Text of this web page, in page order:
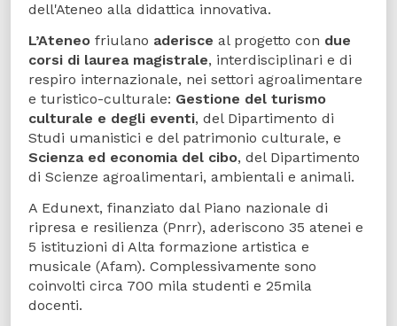
dell'Ateneo alla didattica innovativa.
L’Ateneo friulano aderisce al progetto con due
corsi di laurea magistrale, interdisciplinari e di
respiro internazionale, nei settori agroalimentare
e turistico-culturale: Gestione del turismo
culturale e degli eventi, del Dipartimento di
Studi umanistici e del patrimonio culturale, e
Scienza ed economia del cibo, del Dipartimento
di Scienze agroalimentari, ambientali e animali.
A Edunext, finanziato dal Piano nazionale di
ripresa e resilienza (Pnrr), aderiscono 35 atenei e
5 istituzioni di Alta formazione artistica e
musicale (Afam). Complessivamente sono
coinvolti circa 700 mila studenti e 25mila
docenti.